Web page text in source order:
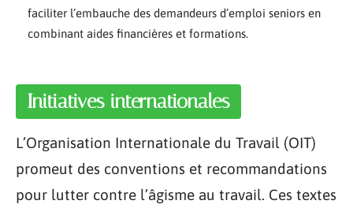
faciliter l’embauche des demandeurs d’emploi seniors en
combinant aides financières et formations.
Initiatives internationales
L’Organisation Internationale du Travail (OIT)
promeut des conventions et recommandations
pour lutter contre l’âgisme au travail. Ces textes